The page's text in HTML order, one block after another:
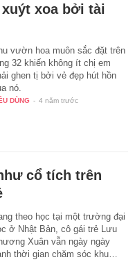
xoa bởi tài
vườn hoa muôn sắc đặt trên
32 khiến không ít chị em
ghen tị bởi vẻ đẹp hút hồn
nó.
DÙNG - 4 năm trước
cổ tích trên
theo học tại một trường đại
ở Nhật Bản, cô gái trẻ Lưu
Xuân vẫn ngày ngày
thời gian chăm sóc khu…